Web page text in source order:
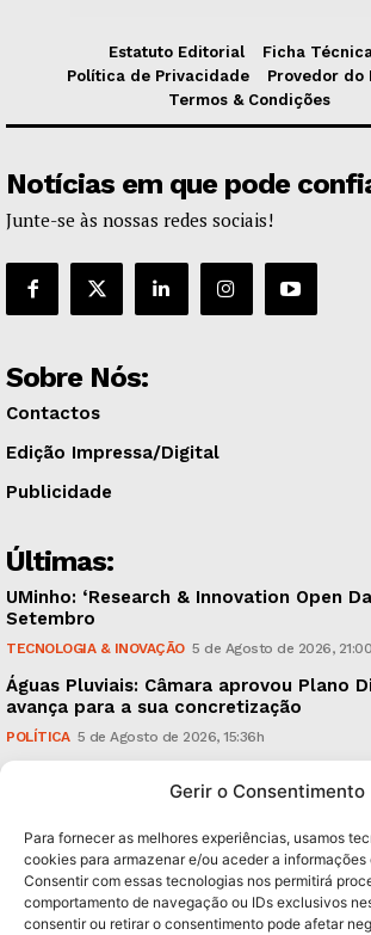
Gerir o Consentimento
Para fornecer as melhores experiências, usamos
cookies para armazenar e/ou aceder a
Consentir com essas tecnologias nos permitirá
comportamento de navegação ou IDs exclusivos
consentir ou retirar o consentimento pode afetar
Estatuto Editorial
Ficha
Política de Privacidade
Provedor do
Termos & Condições
Notícias em que pode
Junte-se às nossas redes sociais!
Sobre Nós:
Contactos
Edição Impressa/Digital
Publicidade
Últimas:
UMinho: ‘Research & Innovation Open
Setembro
TECNOLOGIA & INOVAÇÃO 5 de Agosto de 2026,
Águas Pluviais: Câmara aprovou Plano
avança para a sua concretização
POLÍTICA 5 de Agosto de 2026, 15:36h
Subscreva Newsletter: